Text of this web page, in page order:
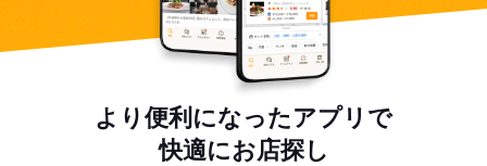
より便利になったアプリで
快適にお店探し